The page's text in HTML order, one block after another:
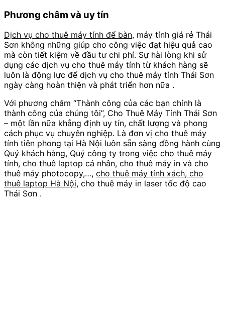
Phương châm và uy tín
Dịch vụ cho thuê máy tính để bàn, máy tính giá rẻ Thái
Sơn không những giúp cho công việc đạt hiệu quả cao
mà còn tiết kiệm về đầu tư chi phí. Sự hài lòng khi sử
dụng các dịch vụ cho thuê máy tính từ khách hàng sẽ
luôn là động lực để dịch vụ cho thuê máy tính Thái Sơn
ngày càng hoàn thiện và phát triển hơn nữa .
Với phương châm “Thành công của các bạn chính là
thành công của chúng tôi”, Cho Thuê Máy Tính Thái Sơn
– một lần nữa khẳng định uy tín, chất lượng và phong
cách phục vụ chuyên nghiệp. Là đơn vị cho thuê máy
tính tiên phong tại Hà Nội luôn sẵn sàng đồng hành cùng
Quý khách hàng, Quý công ty trong việc cho thuê máy
tính, cho thuê laptop cá nhân, cho thuê máy in và cho
thuê máy photocopy,…, cho thuê máy tính xách, cho
thuê laptop Hà Nội, cho thuê máy in laser tốc độ cao
Thái Sơn .